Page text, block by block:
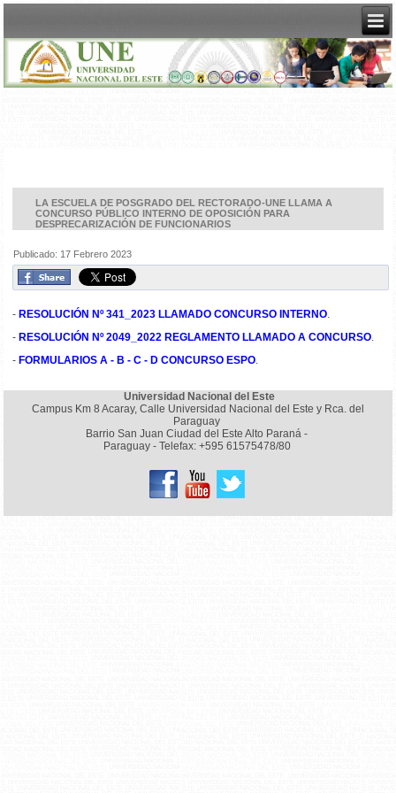
LA ESCUELA DE POSGRADO DEL RECTORADO-UNE LLAMA A
CONCURSO PÚBLICO INTERNO DE OPOSICIÓN PARA
DESPRECARIZACIÓN DE FUNCIONARIOS
Publicado: 17 Febrero 2023
- RESOLUCIÓN Nº 341_2023 LLAMADO CONCURSO INTERNO.
- RESOLUCIÓN Nº 2049_2022 REGLAMENTO LLAMADO A CONCURSO.
- FORMULARIOS A - B - C - D CONCURSO ESPO.
Universidad Nacional del Este
Campus Km 8 Acaray, Calle Universidad Nacional del Este y Rca. del
Paraguay
Barrio San Juan Ciudad del Este Alto Paraná -
Paraguay - Telefax: +595 61575478/80